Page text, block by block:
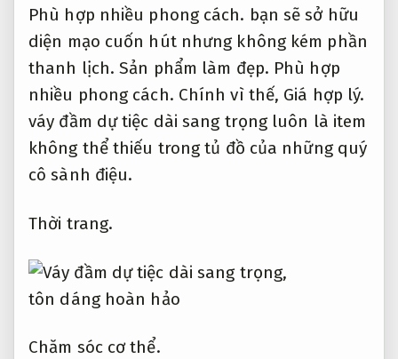
Phù hợp nhiều phong cách. bạn sẽ sở hữu
diện mạo cuốn hút nhưng không kém phần
thanh lịch.Sản phẩm làm đẹp. Phù hợp
nhiều phong cách. Chính vì thế, Giá hợp lý.
váy đầm dự tiệc dài sang trọng luôn là item
không thể thiếu trong tủ đồ của những quý
cô sành điệu.
Thời trang.
Chăm sóc cơ thể.